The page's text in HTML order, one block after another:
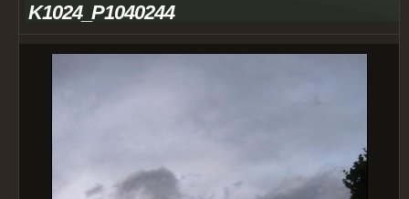
K1024_P1040244